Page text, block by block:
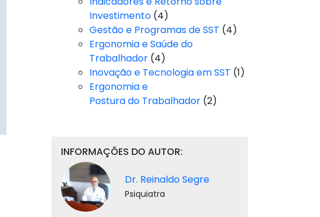
Investimento (4)
Gestão e Programas de SST (4)
Ergonomia e Saúde do
Trabalhador (4)
Inovação e Tecnologia em SST (1)
Ergonomia e
Postura do Trabalhador (2)
INFORMAÇÕES DO AUTOR:
Dr. Reinaldo Segre
Psiquiatra